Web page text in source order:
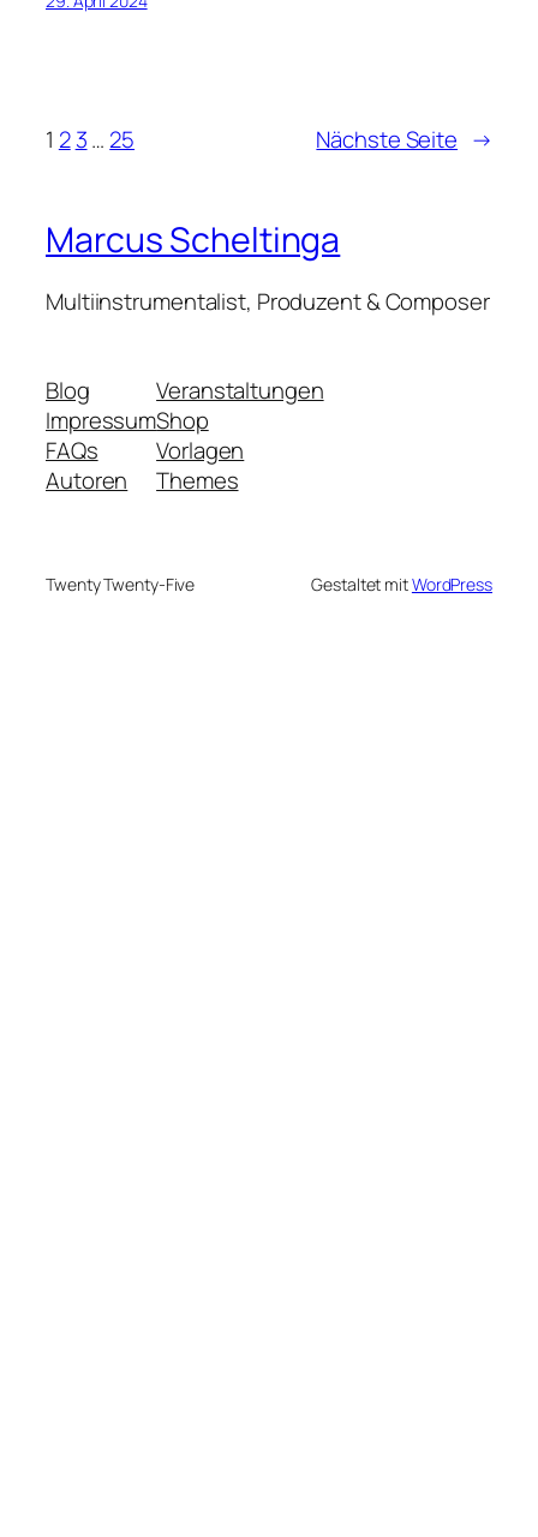
1 2 3… 25 Nächste Seite →
Marcus Scheltinga
Multiinstrumentalist, Produzent & Composer
Blog
Impressum
FAQs
Autoren
Veranstaltungen
Shop
Vorlagen
Themes
Twenty Twenty-Five Gestaltet mitWordPress